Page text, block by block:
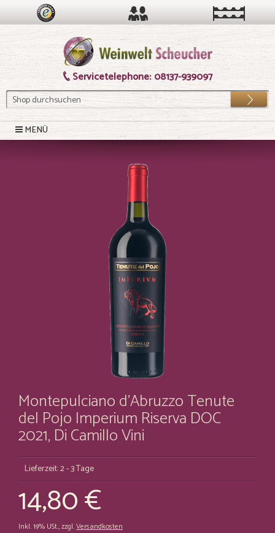
Servicetelephone: 08137-939097
Los
MENÜ
Montepulciano d'Abruzzo Tenute
del Pojo Imperium Riserva DOC
2021, Di Camillo Vini
Lieferzeit: 2 - 3 Tage
14,80 €
Inkl. 19% USt.,zzgl.Versandkosten